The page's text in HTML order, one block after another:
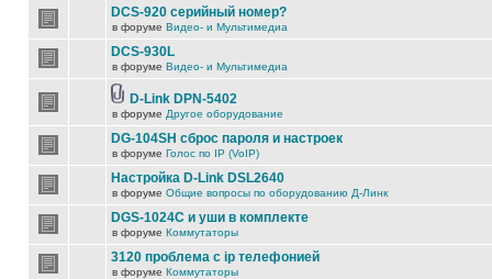
DCS-920 серийный номер?
в форуме Видео- и Мультимедиа
DCS-930L
в форуме Видео- и Мультимедиа
D-Link DPN-5402
в форуме Другое оборудование
DG-104SH сброс пароля и настроек
в форуме Голос по IP (VoIP)
Настройка D-Link DSL2640
в форуме Общие вопросы по оборудованию Д-Линк
DGS-1024C и уши в комплекте
в форуме Коммутаторы
3120 проблема с ip телефонией
в форуме Коммутаторы